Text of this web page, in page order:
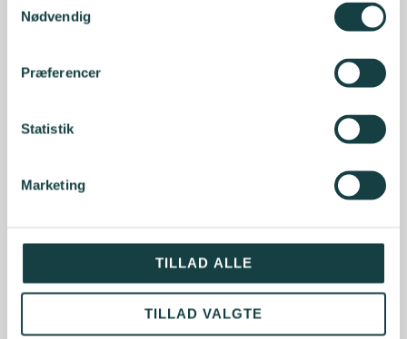
Nødvendig
Præferencer
Statistik
Marketing
TILLAD ALLE
TILLAD VALGTE
afslappet ramme.
TYPE
DATO
København K
Denmark